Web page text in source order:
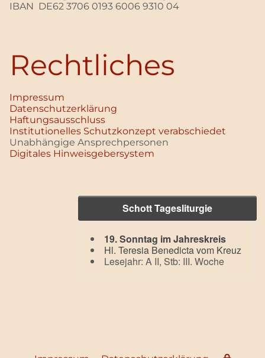
IBAN DE62 3706 0193 6006 9310 04
Rechtliches
Impressum
Datenschutz­erklärung
Haftungsausschluss
Institutionelles Schutzkonzept verabschiedet
Unabhängige Ansprechpersonen
Digitales Hinweisgebersystem
Schott Tagesliturgie
19. Sonntag im Jahreskreis
Hl. Teresia Benedicta vom Kreuz
Lesejahr: A II, Stb: III. Woche